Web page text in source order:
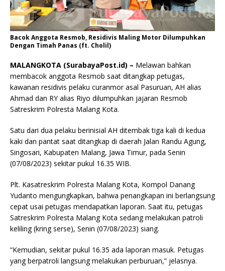
Bacok Anggota Resmob, Residivis Maling Motor Dilumpuhkan
Dengan Timah Panas (ft. Cholil)
MALANGKOTA (SurabayaPost.id) – Melawan bahkan
membacok anggota Resmob saat ditangkap petugas,
kawanan residivis pelaku curanmor asal Pasuruan, AH alias
Ahmad dan RY alias Riyo dilumpuhkan jajaran Resmob
Satreskrim Polresta Malang Kota.
Satu dari dua pelaku berinisial AH ditembak tiga kali di kedua
kaki dan pantat saat ditangkap di daerah Jalan Randu Agung,
Singosari, Kabupaten Malang, Jawa Timur, pada Senin
(07/08/2023) sekitar pukul 16.35 WIB.
Plt. Kasatreskrim Polresta Malang Kota, Kompol Danang
Yudanto mengungkapkan, bahwa penangkapan ini berlangsung
cepat usai petugas mendapatkan laporan. Saat itu, petugas
Satreskrim Polresta Malang Kota sedang melakukan patroli
keliling (kring serse), Senin (07/08/2023) siang.
“Kemudian, sekitar pukul 16.35 ada laporan masuk. Petugas
yang berpatroli langsung melakukan perburuan,” jelasnya.